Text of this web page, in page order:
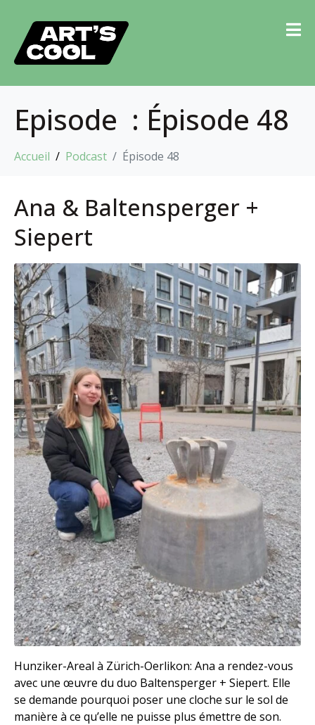
Episode : Épisode 48
Accueil Podcast Épisode 48
Ana & Baltensperger +
Siepert
Hunziker-Areal à Zürich-Oerlikon: Ana a rendez-vous
avec une œuvre du duo Baltensperger + Siepert. Elle
se demande pourquoi poser une cloche sur le sol de
manière à ce qu’elle ne puisse plus émettre de son.